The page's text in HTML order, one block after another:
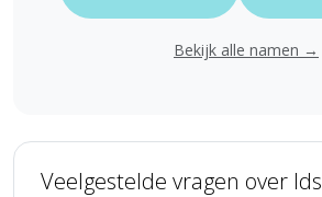
Bekijk alle namen →
Veelgestelde vragen over Ids